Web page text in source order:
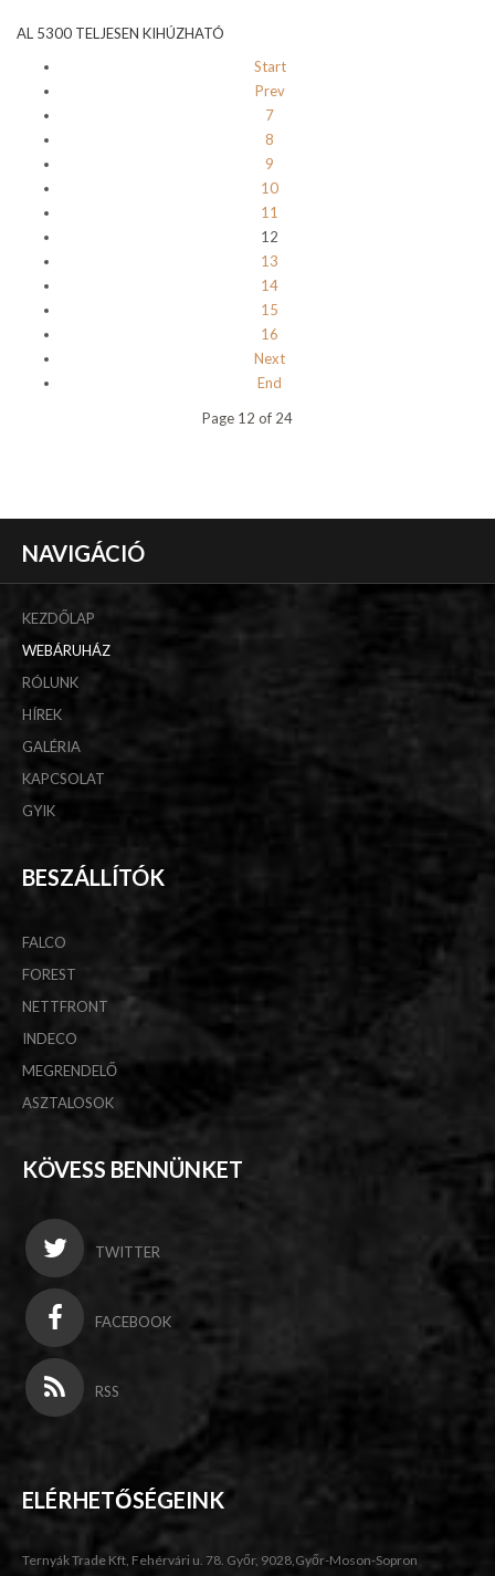
AL 5300 TELJESEN KIHÚZHATÓ
Start
Prev
7
8
9
10
11
12
13
14
15
16
Next
End
Page 12 of 24
NAVIGÁCIÓ
KEZDŐLAP
WEBÁRUHÁZ
RÓLUNK
HÍREK
GALÉRIA
KAPCSOLAT
GYIK
BESZÁLLÍTÓK
FALCO
FOREST
NETTFRONT
INDECO
MEGRENDELŐ
ASZTALOSOK
KÖVESS BENNÜNKET
TWITTER
FACEBOOK
RSS
ELÉRHETŐSÉGEINK
Ternyák Trade Kft, Fehérvári u. 78. Győr, 9028,Győr-Moson-Sopron